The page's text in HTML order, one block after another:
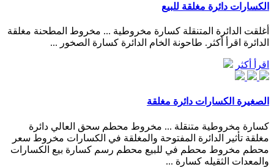
الكسارات دائرة مغلقة للبيع
أغلقت الدائرة المتنقلة كسارة مخروطية ... مخروط المطحنة مغلقة
الدائرة اقرأ أكثر. طاحونة الخام الدائرة كسارة الصخور ...
اقرأ أكثر
الصغيرة الكسارات دائرة مغلقة
كسارة مخروطية متنقلة ... مخروط محطم سحق العالي دائرة
مغلقة تأثير الدائرة المفتوحة والمغلقة في الكسارات مخروط سعر
محطم مخروط محطم في للبيع محطم رسم كسارة بيع الكسارات
والمعدات الثقيله كسارة ...